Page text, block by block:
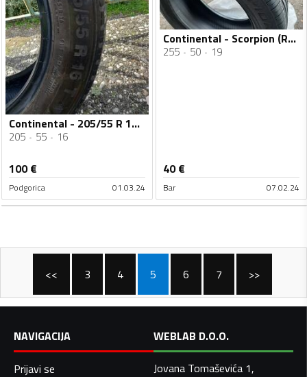
Continental - 205/55 R 16 - Zimska guma
205 55 16
100€
Podgorica 01.03.24
Continental - Scorpion (Run Flat) - Ljetnja guma
255 50 19
40€
Bar 07.02.24
<< 3 4 5 6 7 >>
NAVIGACIJA
Prijavi se
WEBLAB D.O.O.
Jovana Tomaševića 1,